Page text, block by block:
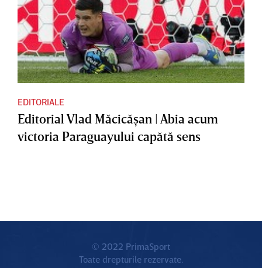
EDITORIALE
Editorial Vlad Măcicăşan | Abia acum
victoria Paraguayului capătă sens
© 2022 PrimaSport
Toate drepturile rezervate.